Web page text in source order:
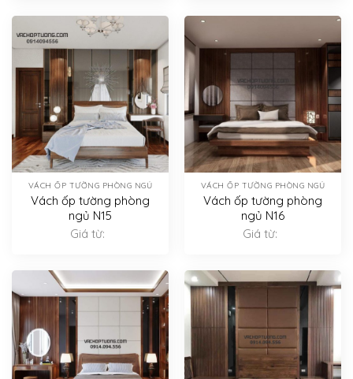
VÁCH ỐP TƯỜNG PHÒNG NGỦ
Vách ốp tường phòng
ngủ N15
Giá từ:
VÁCH ỐP TƯỜNG PHÒNG NGỦ
Vách ốp tường phòng
ngủ N16
Giá từ: